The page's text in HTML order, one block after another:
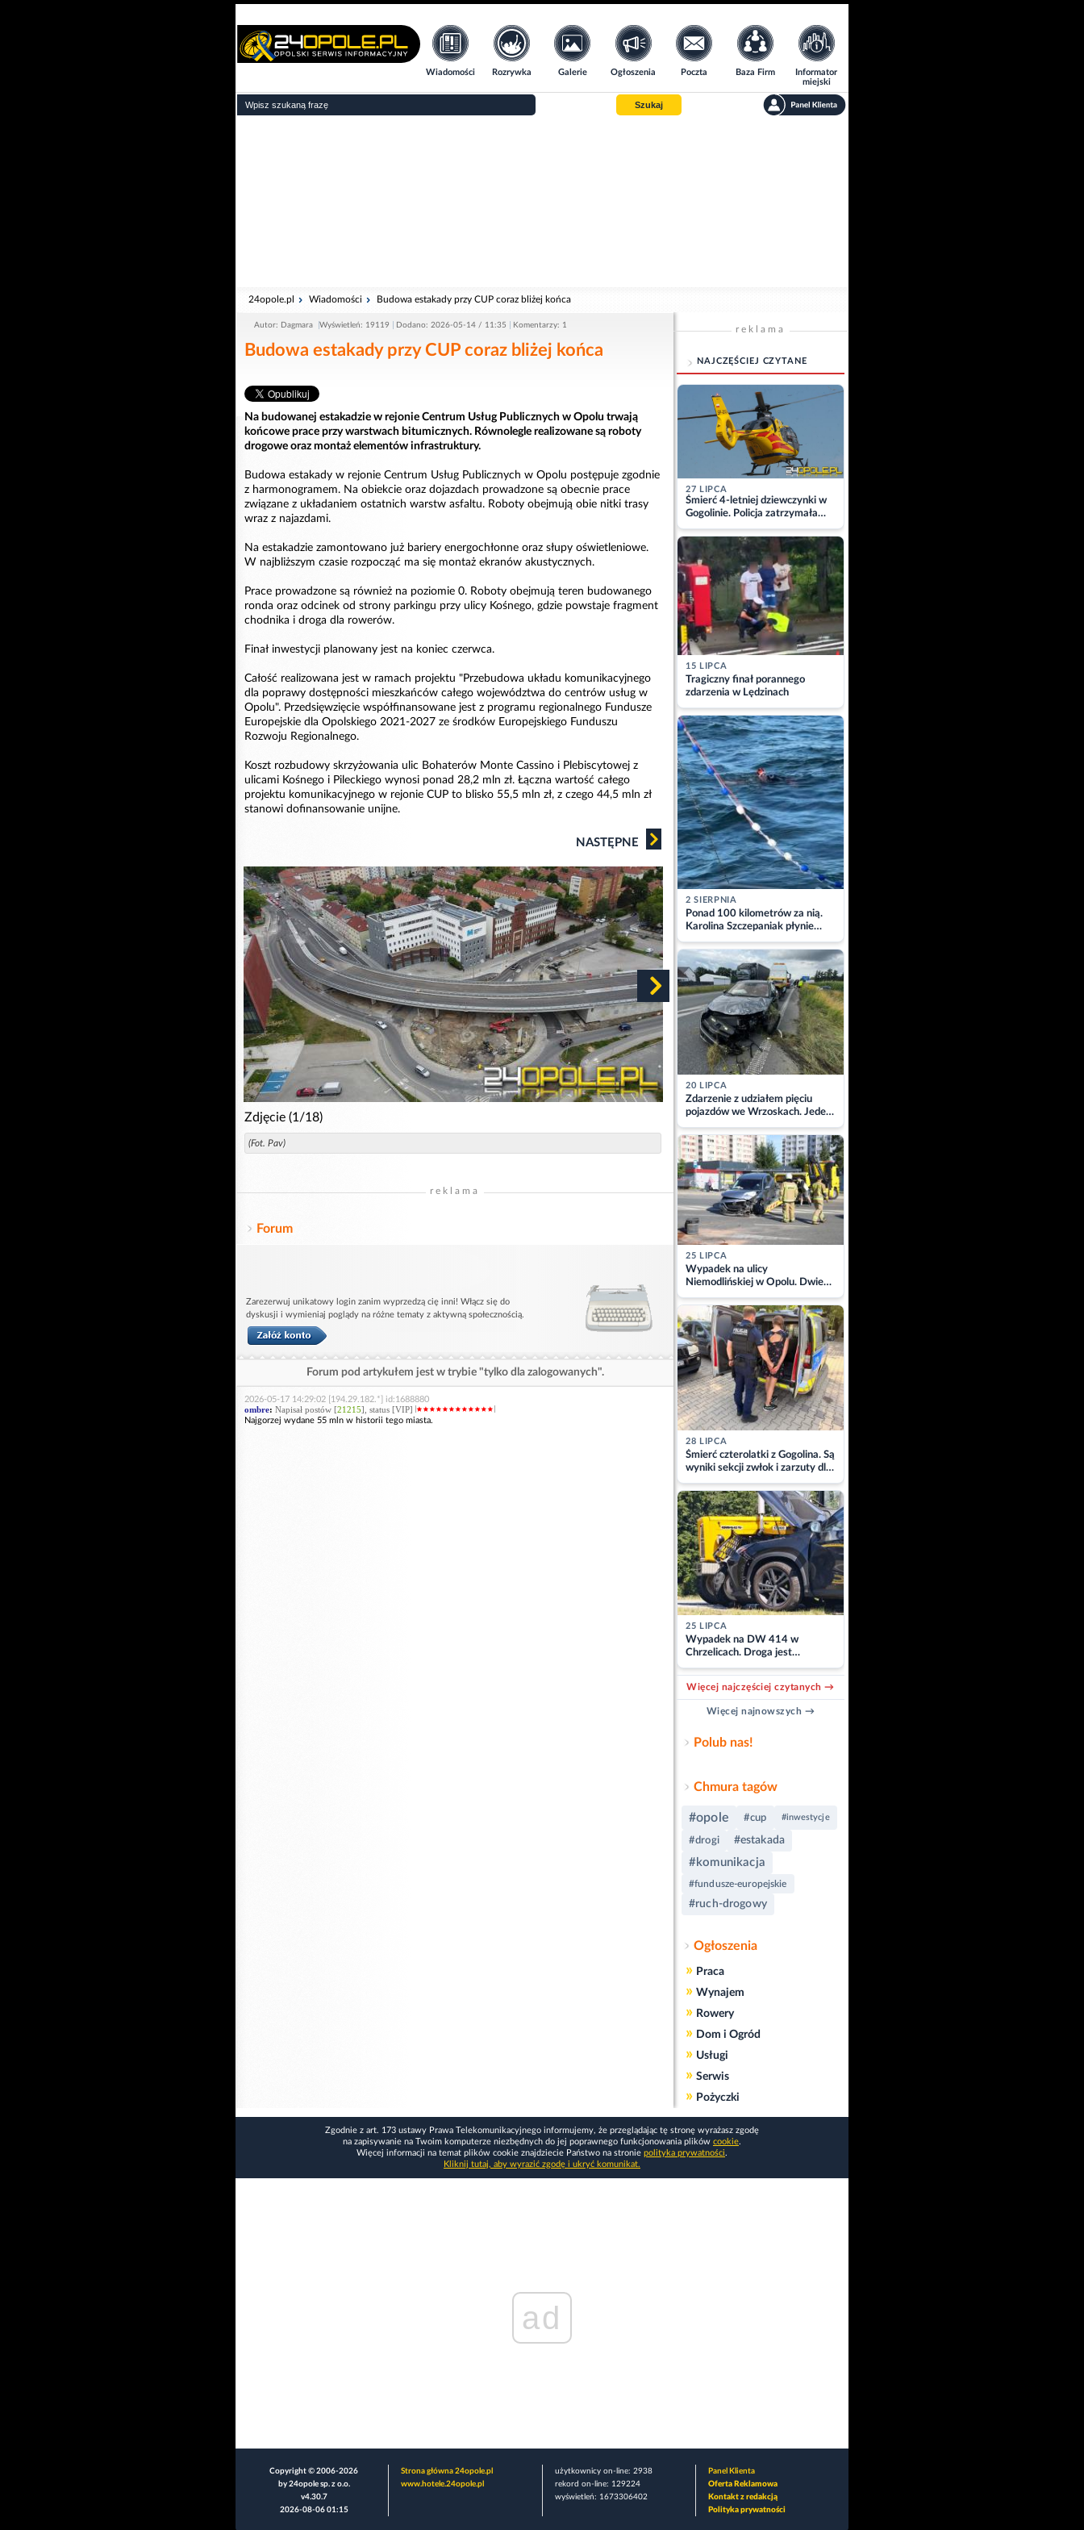
Wiadomości Rozrywka Galerie Ogłoszenia Poczta Baza Firm
Informator
miejski
Szukaj
24opole.pl Wiadomości Budowa estakady przy CUP coraz bliżej końca
Autor: Dagmara Wyświetleń: 19119 Dodano: 2026-05-14 / 11:35 Komentarzy: 1
Budowa estakady przy CUP coraz bliżej końca
Na budowanej estakadzie w rejonie Centrum Usług Publicznych w Opolu trwają
końcowe prace przy warstwach bitumicznych. Równolegle realizowane są roboty
drogowe oraz montaż elementów infrastruktury.
Budowa estakady w rejonie Centrum Usług Publicznych w Opolu postępuje zgodnie
z harmonogramem. Na obiekcie oraz dojazdach prowadzone są obecnie prace
związane z układaniem ostatnich warstw asfaltu. Roboty obejmują obie nitki trasy
wraz z najazdami.
Na estakadzie zamontowano już bariery energochłonne oraz słupy oświetleniowe.
W najbliższym czasie rozpocząć ma się montaż ekranów akustycznych.
Prace prowadzone są również na poziomie 0. Roboty obejmują teren budowanego
ronda oraz odcinek od strony parkingu przy ulicy Kośnego, gdzie powstaje fragment
chodnika i droga dla rowerów.
Finał inwestycji planowany jest na koniec czerwca.
Całość realizowana jest w ramach projektu "Przebudowa układu komunikacyjnego
dla poprawy dostępności mieszkańców całego województwa do centrów usług w
Opolu". Przedsięwzięcie współfinansowane jest z programu regionalnego Fundusze
Europejskie dla Opolskiego 2021-2027 ze środków Europejskiego Funduszu
Rozwoju Regionalnego.
Koszt rozbudowy skrzyżowania ulic Bohaterów Monte Cassino i Plebiscytowej z
ulicami Kośnego i Pileckiego wynosi ponad 28,2 mln zł. Łączna wartość całego
projektu komunikacyjnego w rejonie CUP to blisko 55,5 mln zł, z czego 44,5 mln zł
stanowi dofinansowanie unijne.
NASTĘPNE
Zdjęcie (1/18)
(Fot. Pav)
reklama
Forum
Zarezerwuj unikatowy login zanim wyprzedzą cię inni! Włącz się do
dyskusji i wymieniaj poglądy na różne tematy z aktywną społecznością.
Forum pod artykułem jest w trybie "tylko dla zalogowanych".
2026-05-17 14:29:02 [194.29.182.*] id:1688880
ombre: Napisał postów [21215], status [VIP]
Najgorzej wydane 55 mln w historii tego miasta.
reklama
NAJCZĘŚCIEJ CZYTANE
27 LIPCA
Śmierć 4-letniej dziewczynki w
Gogolinie. Policja zatrzymała
matkę
15 LIPCA
Tragiczny finał porannego
zdarzenia w Lędzinach
2 SIERPNIA
Ponad 100 kilometrów za nią.
Karolina Szczepaniak płynie
przez Bałtyk dla Piotra.
Aktualizacja
20 LIPCA
Zdarzenie z udziałem pięciu
pojazdów we Wrzoskach. Jeden
z kierowców zabrany w
kajdankach
25 LIPCA
Wypadek na ulicy
Niemodlińskiej w Opolu. Dwie
osoby w szpitalu
28 LIPCA
Śmierć czterolatki z Gogolina. Są
wyniki sekcji zwłok i zarzuty dla
matki
25 LIPCA
Wypadek na DW 414 w
Chrzelicach. Droga jest
zablokowana
Więcej najczęściej czytanych →
Więcej najnowszych →
Polub nas!
Chmura tagów
#opole #cup #inwestycje
#drogi #estakada
#komunikacja
#fundusze-europejskie
#ruch-drogowy
Ogłoszenia
» Praca
» Wynajem
» Rowery
» Dom i Ogród
» Usługi
» Serwis
» Pożyczki
Zgodnie z art. 173 ustawy Prawa Telekomunikacyjnego informujemy, że przeglądając tę stronę wyrażasz zgodę
na zapisywanie na Twoim komputerze niezbędnych do jej poprawnego funkcjonowania plików cookie.
Więcej informacji na temat plików cookie znajdziecie Państwo na stronie polityka prywatności.
Kliknij tutaj, aby wyrazić zgodę i ukryć komunikat.
ad
Copyright © 2006-2026
by 24opole sp. z o.o.
v4.30.7
2026-08-06 01:15
Strona główna 24opole.pl
www.hotele.24opole.pl
użytkownicy on-line: 2938
rekord on-line: 129224
wyświetleń: 1673306402
Panel Klienta
Oferta Reklamowa
Kontakt z redakcją
Polityka prywatności